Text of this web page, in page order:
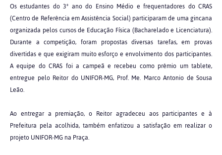
Os estudantes do 3º ano do Ensino Médio e frequentadores do CRAS
(Centro de Referência em Assistência Social) participaram de uma gincana
organizada pelos cursos de Educação Física (Bacharelado e Licenciatura).
Durante a competição, foram propostas diversas tarefas, em provas
divertidas e que exigiram muito esforço e envolvimento dos participantes.
A equipe do CRAS foi a campeã e recebeu como prêmio um tablete,
entregue pelo Reitor do UNIFOR-MG, Prof. Me. Marco Antonio de Sousa
Leão.
Ao entregar a premiação, o Reitor agradeceu aos participantes e à
Prefeitura pela acolhida, também enfatizou a satisfação em realizar o
projeto UNIFOR-MG na Praça.